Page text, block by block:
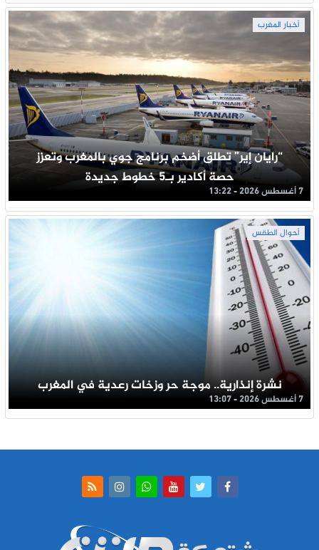
أخبار المغرب
“رايان إير” تطلق أضخم برنامج جوي بالمغرب وتعزز
حصة أكادير بـ5 خطوط جديدة
7 أغسطس 2026 - 13:22
أحوال الطقس
نشرة إنذارية.. موجة حر وزخات رعدية في المغرب
7 أغسطس 2026 - 13:07